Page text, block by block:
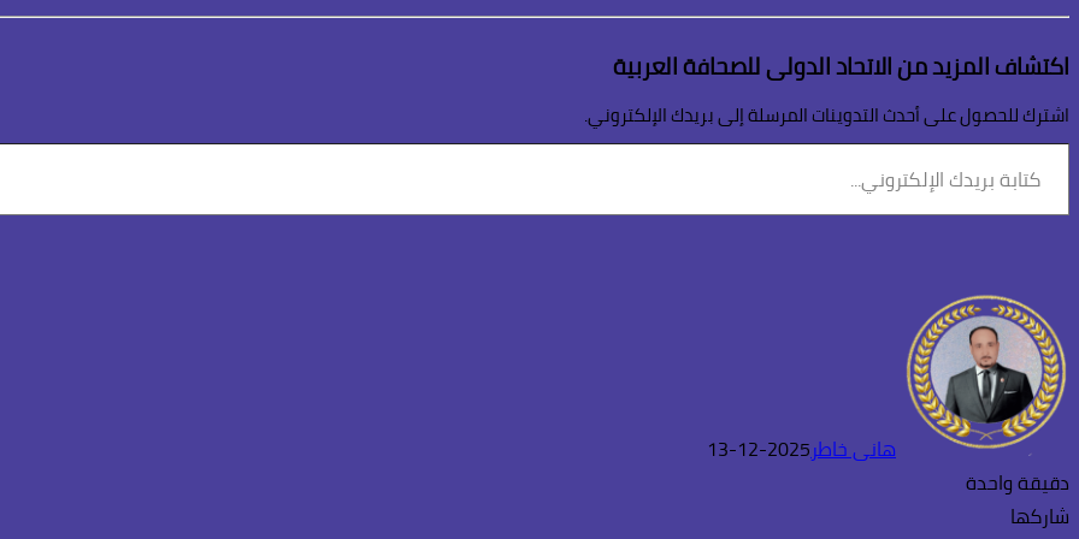
اكتشاف المزيد من الاتحاد الدولى للصحافة العربية
اشترك للحصول على أحدث التدوينات المرسلة إلى بريدك الإلكتروني.
بريدك
الإلكتروني...
هانى خاطر2025-12-13
دقيقة واحدة
شاركها